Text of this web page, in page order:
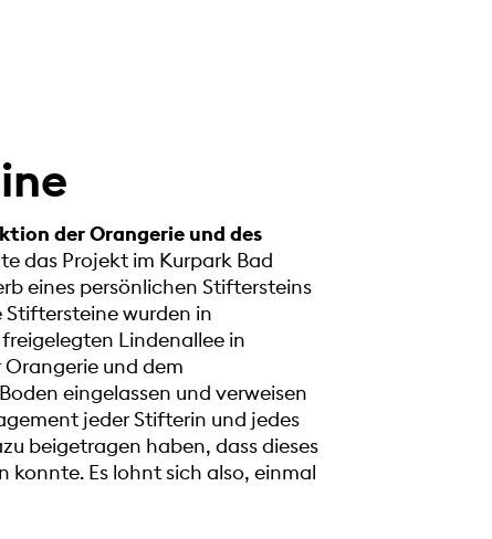
der Orangerie und des
das Projekt im Kurpark Bad
eines persönlichen Stiftersteins
wurden in
Lindenallee in
und dem
eingelassen und verweisen
jeder Stifterin und jedes
beigetragen haben, dass dieses
konnte. Es lohnt sich also, einmal